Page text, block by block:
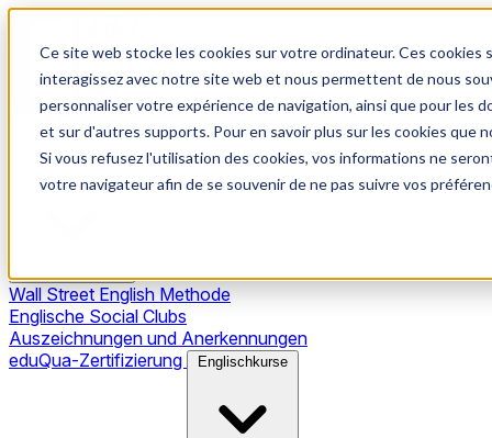
Ce site web stocke les cookies sur votre ordinateur. Ces
interagissez avec notre site web et nous permettent de nous
personnaliser votre expérience de navigation, ainsi que pour les
et sur d'autres supports. Pour en savoir plus sur les cookies
Si vous refusez l'utilisation des cookies, vos informations ne
votre navigateur afin de se souvenir de ne pas suivre vos
Unsere Methode
Wall Street English Methode
Englische Social Clubs
Auszeichnungen und Anerkennungen
eduQua-Zertifizierung
Englischkurse